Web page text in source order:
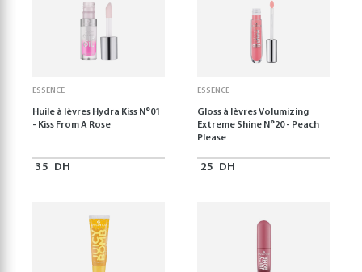
ESSENCE
Huile à lèvres Hydra Kiss N°01
- Kiss From A Rose
35 DH
ESSENCE
Gloss à lèvres Volumizing
Extreme Shine N°20 - Peach
Please
25 DH